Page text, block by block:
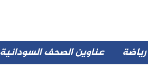
رياضة عناوين الصحف السودانية